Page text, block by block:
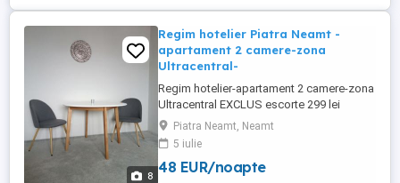
8
Regim hotelier Piatra Neamt -
apartament 2 camere-zona
Ultracentral-
Regim hotelier-apartament 2 camere-zona
Ultracentral EXCLUS escorte 299 lei
noapte 249 lei noapte (cel putin 2 nopti)
Capacitate de 4 persoane.
Piatra Neamt, Neamt
5 iulie
48 EUR/noapte